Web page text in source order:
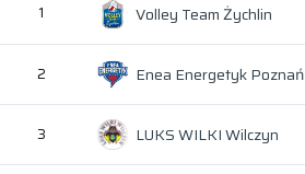
1 Volley Team Żychlin
2 Enea Energetyk Poznań
3 LUKS WILKI Wilczyn